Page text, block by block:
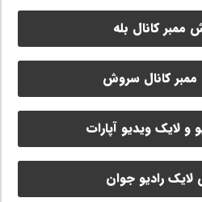
ممبر کانال بله
کانال سروش
لایک ویدیو آپارات
رادیو جوان